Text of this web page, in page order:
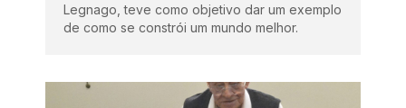
Legnago, teve como objetivo dar um exemplo
de como se constrói um mundo melhor.